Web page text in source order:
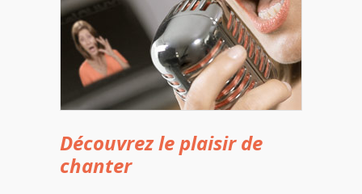
Découvrez le plaisir de
chanter